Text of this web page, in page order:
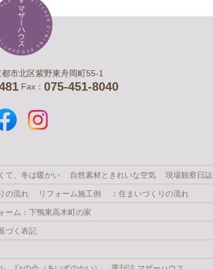
市北区紫野東舟岡町55-1
Fax： 075-451-8040
て、冬は暖かい 自然素材ときれいな空気 現場観察日誌
の流れ リフォーム施工例 ：住まいづくりの流れ
ーム：下鴨東高木町の家
づく表記